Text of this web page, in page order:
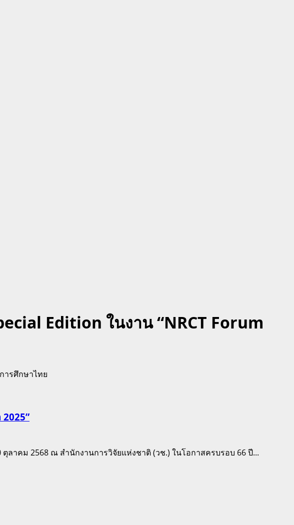
Edition ในงาน “NRCT Forum
ลาคม 2568 ณ สำนักงานการวิจัยแห่งชาติ (วช.) ในโอกาสครบรอบ 66 ปี...